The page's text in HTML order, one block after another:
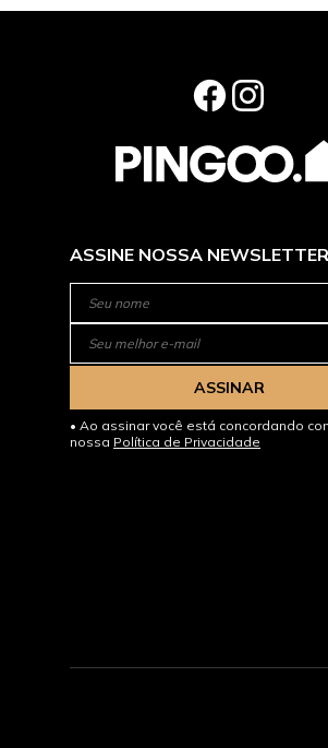
ASSINE NOSSA NEWSLETTER
ASSINAR
Ao assinar você está concordando
nossa Política de Privacidade